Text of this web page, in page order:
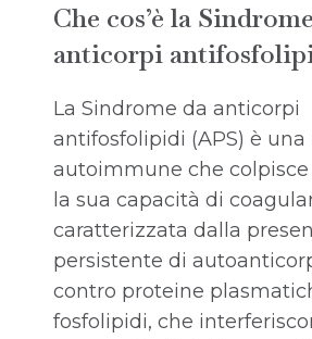
Che cos’è la
anticorpi
La Sindrome da anticorpi
antifosfolipidi (APS) è
autoimmune che colpisce
la sua capacità di
caratterizzata dalla
persistente di
contro proteine
fosfolipidi, che